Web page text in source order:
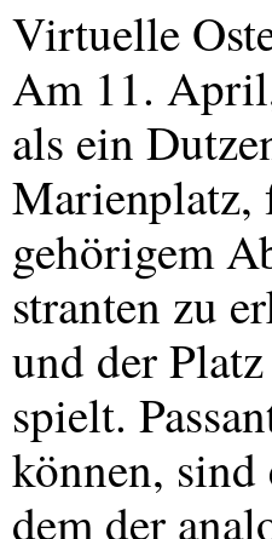
Virtuelle
Am 11.
als ein
Marienplatz,
gehörigem
stranten zu
und der
spielt.
können, sind
dem der